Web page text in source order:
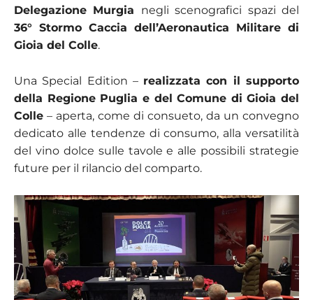
Delegazione Murgia negli scenografici spazi del
36° Stormo Caccia dell’Aeronautica Militare di
Gioia del Colle.
Una Special Edition – realizzata con il supporto
della Regione Puglia e del Comune di Gioia del
Colle – aperta, come di consueto, da un convegno
dedicato alle tendenze di consumo, alla versatilità
del vino dolce sulle tavole e alle possibili strategie
future per il rilancio del comparto.